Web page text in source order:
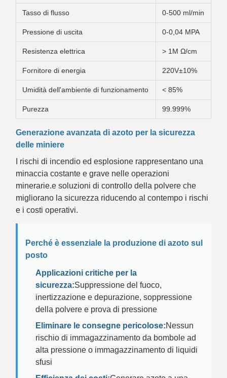
Tasso di flusso 0-500 ml/min
Pressione di uscita 0-0,04 MPA
Resistenza elettrica > 1M Ω/cm
Fornitore di energia 220V±10%
Umidità dell'ambiente di funzionamento < 85%
Purezza 99.999%
Generazione avanzata di azoto per la sicurezza
delle miniere
I rischi di incendio ed esplosione rappresentano una
minaccia costante e grave nelle operazioni
minerarie.e soluzioni di controllo della polvere che
migliorano la sicurezza riducendo al contempo i rischi
e i costi operativi.
Perché è essenziale la produzione di azoto sul
posto
Applicazioni critiche per la
sicurezza:Suppressione del fuoco,
inertizzazione e depurazione, soppressione
della polvere e prova di pressione
Eliminare le consegne pericolose:Nessun
rischio di immagazzinamento da bombole ad
alta pressione o immagazzinamento di liquidi
sfusi